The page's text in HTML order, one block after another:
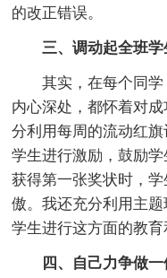
的改正错误。
三、调动起全班
其实，在每个同学
内心深处，都怀着对
分利用每周的流动红
学生进行激励，鼓励
获得第一张奖状时，
傲。我还充分利用主
学生进行这方面的教育
四、自己力争做